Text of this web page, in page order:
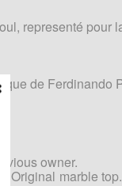
representé pour
de Ferdinando
owner.
Original marble